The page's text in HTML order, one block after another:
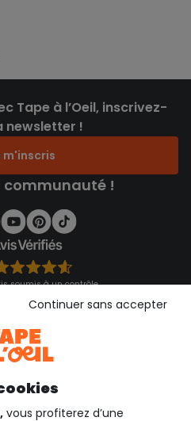
Tape à l’Oeil, inscrivez-
newsletter !
m'inscris
communauté !
soumis à un contrôle
les CGU
application
vous profiterez d’une
Continuer sans accepter